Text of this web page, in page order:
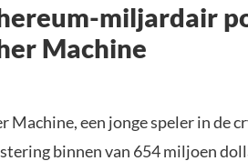
miljardair
Machine
Machine, een jonge speler in de
binnen van 654 miljoen